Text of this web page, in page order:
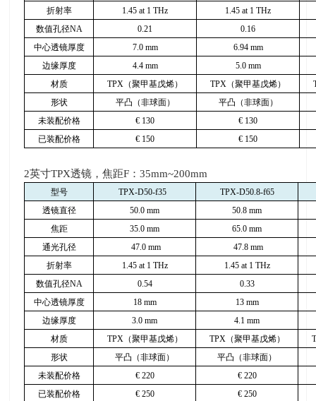
折射率
1.45 at 1 THz
1.45 at 1 THz
数值孔径NA 0.21
0.16
中心透镜厚度
7.0 mm
6.94 mm
边缘厚度
4.4 mm
5.0 mm
材质
TPX （聚甲基戊烯） TPX （聚甲基戊烯）
形状
平凸（非球面）
平凸（非球面）
未装配价格
€ 130 € 130
已装配价格
€ 150 € 150
2英寸TPX透镜，焦距F ：35mm~200mm
型号 TPX-D50-f35
TPX-D50.8-f65
透镜直径
50.0 mm
50.8 mm
焦距
35.0 mm
65.0 mm
通光孔径
47.0 mm
47.8 mm
折射率
1.45 at 1 THz
1.45 at 1 THz
数值孔径NA 0.54
0.33
中心透镜厚度
18 mm
13 mm
边缘厚度
3.0 mm
4.1 mm
材质
TPX（聚甲基戊烯） TPX（聚甲基戊烯）
形状
平凸（非球面）
平凸（非球面）
未装配价格
€220 €220
已装配价格
€250 €250